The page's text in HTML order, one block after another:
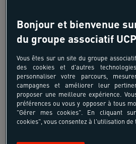
Raid Rivière
France - Gorges du Haut-
Bonjour et bienvenue
du groupe associatif
Vous êtes sur un site du groupe
des cookies et d'autres
personnaliser votre parcours,
campagnes et améliorer leur
proposer une meilleure expérience.
préférences ou vous y opposer à tous
"Gérer mes cookies". En cliquant
cookies", vous consentez à l'utilisation de